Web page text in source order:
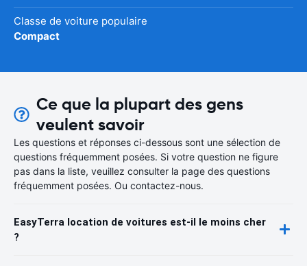
Classe de voiture populaire
Compact
Ce que la plupart des gens
veulent savoir
Les questions et réponses ci-dessous sont une sélection de
questions fréquemment posées. Si votre question ne figure
pas dans la liste, veuillez consulter la page des questions
fréquemment posées. Ou contactez-nous.
EasyTerra location de voitures est-il le moins cher
?